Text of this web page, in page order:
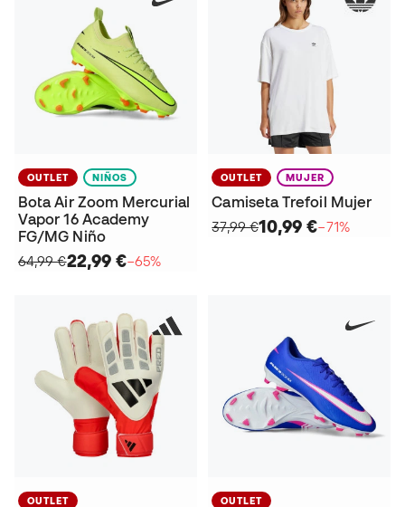
OUTLET NIÑOS
Bota Air Zoom Mercurial
Vapor 16 Academy
FG/MG Niño
64,99 €22,99 €−65%
OUTLET MUJER
Camiseta Trefoil Mujer
37,99 €10,99 €−71%
OUTLET OUTLET